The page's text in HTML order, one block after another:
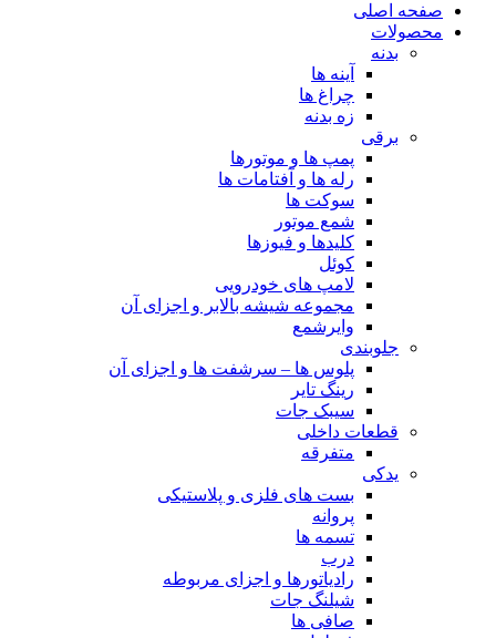
صفحه اصلی
محصولات
بدنه
آینه ها
چراغ ها
زه بدنه
برقی
پمپ ها و موتورها
رله ها و آفتامات ها
سوکت ها
شمع موتور
کلیدها و فیوزها
کوئل
لامپ های خودرویی
مجموعه شیشه بالابر و اجزای آن
وایرشمع
جلوبندی
پلوس ها – سرشفت ها و اجزای آن
رینگ تایر
سیبک جات
قطعات داخلی
متفرقه
یدکی
بست های فلزی و پلاستیکی
پروانه
تسمه ها
درب
رادیاتورها و اجزای مربوطه
شیلنگ جات
صافی ها